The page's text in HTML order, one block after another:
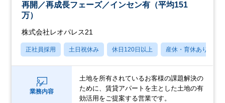
再開／再成長フェーズ／インセン有（平均151
万）
株式会社レオパレス21
正社員採用 土日祝休み 休日120日以上 産休・育休あり
業務内容
土地を所有されているお客様の課題解決の
ために、賃貸アパートを主とした土地の有
効活用をご提案する営業です。